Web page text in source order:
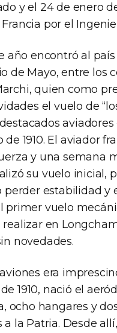
y el 24 de enero
por el
año encontró al
de Mayo, entre los
quien como
el vuelo de
de 1910. El aviador
y una semana
su vuelo inicial,
perder estabilidad y
primer vuelo
en
novedades.
era
1910, nació el
ocho hangares y
a la Patria. Desde